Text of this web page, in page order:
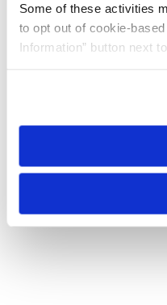
Some of these activities
to opt out of cookie-
Information” button next
need to be set again.